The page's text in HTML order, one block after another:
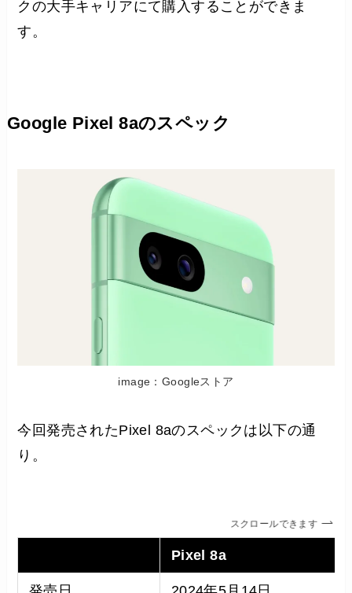
クの大手キャリアにて購入することができま
す。
Google Pixel 8aのスペック
image：Googleストア
今回発売されたPixel 8aのスペックは以下の通
り。
スクロールできます
Pixel 8a